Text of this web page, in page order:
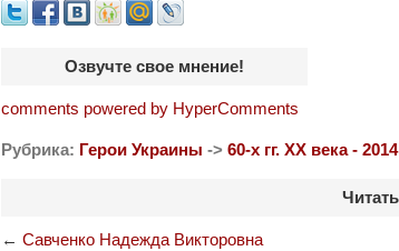
Озвучте свое мнение!
comments powered by HyperComments
Рубрика: Герои Украины -> 60-х гг. ХХ века - 2014
← Савченко Надежда Викторовна